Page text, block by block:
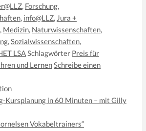
, Forschung,
, info@LLZ, Jura +
, Medizin, Naturwissenschaften,
,Sozialwissenschaften,
LSASchlagwörter Preis für
und LernenSchreibe einen
Kursplanung in 60 Minuten – mit Gilly
Vokabeltrainers“